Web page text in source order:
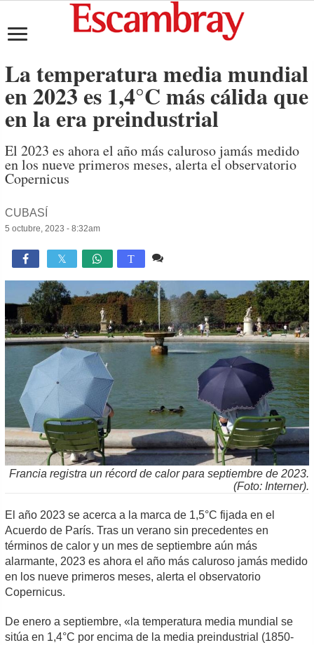
La temperatura media mundial
en 2023 es 1,4°C más cálida que
en la era preindustrial
El 2023 es ahora el año más caluroso jamás medido
en los nueve primeros meses, alerta el observatorio
Copernicus
CUBASÍ
5 octubre, 2023 - 8:32am
 T
Francia registra un récord de calor para septiembre de 2023.
(Foto: Interner).
El año 2023 se acerca a la marca de 1,5°C fijada en el
Acuerdo de París. Tras un verano sin precedentes en
términos de calor y un mes de septiembre aún más
alarmante, 2023 es ahora el año más caluroso jamás medido
en los nueve primeros meses, alerta el observatorio
Copernicus.
De enero a septiembre, «la temperatura media mundial se
sitúa en 1,4°C por encima de la media preindustrial (1850-